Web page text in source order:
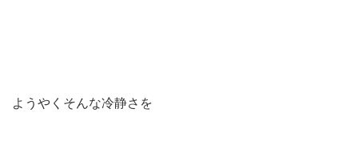
ようやくそんな冷静さを